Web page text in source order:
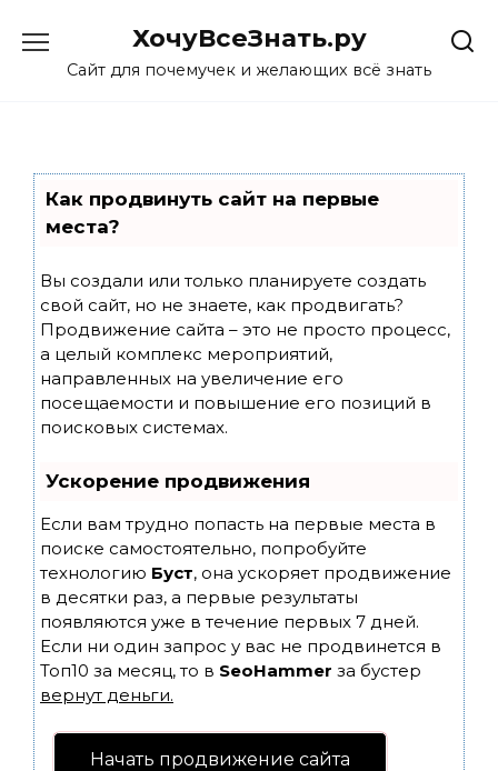
content
ХочуВсеЗнать.ру
Сайт для почемучек и желающих всё знать
Как продвинуть сайт на первые
места?
Вы создали или только планируете создать
свой сайт, но не знаете, как продвигать?
Продвижение сайта – это не просто процесс,
а целый комплекс мероприятий,
направленных на увеличение его
посещаемости и повышение его позиций в
поисковых системах.
Ускорение продвижения
Если вам трудно попасть на первые места в
поиске самостоятельно, попробуйте
технологию Буст, она ускоряет продвижение
в десятки раз, а первые результаты
появляются уже в течение первых 7 дней.
Если ни один запрос у вас не продвинется в
Топ10 за месяц, то в SeoHammer за бустер
вернут деньги.
Начать продвижение сайта